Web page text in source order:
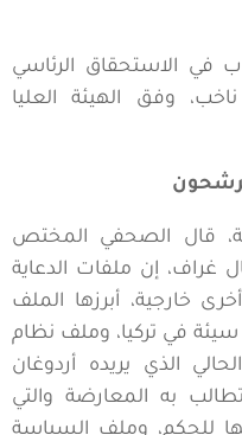
في الاستحقاق الرئاسي
من 64 مليون ناخب، وفق الهيئة العليا
قال الصحفي المختص
غراف، إن ملفات الدعاية
خارجية، أبرزها الملف
سيئة في تركيا، وملف نظام
الذي يريده أردوغان
تطالب به المعارضة والتي
للحكم، وملف السياسة